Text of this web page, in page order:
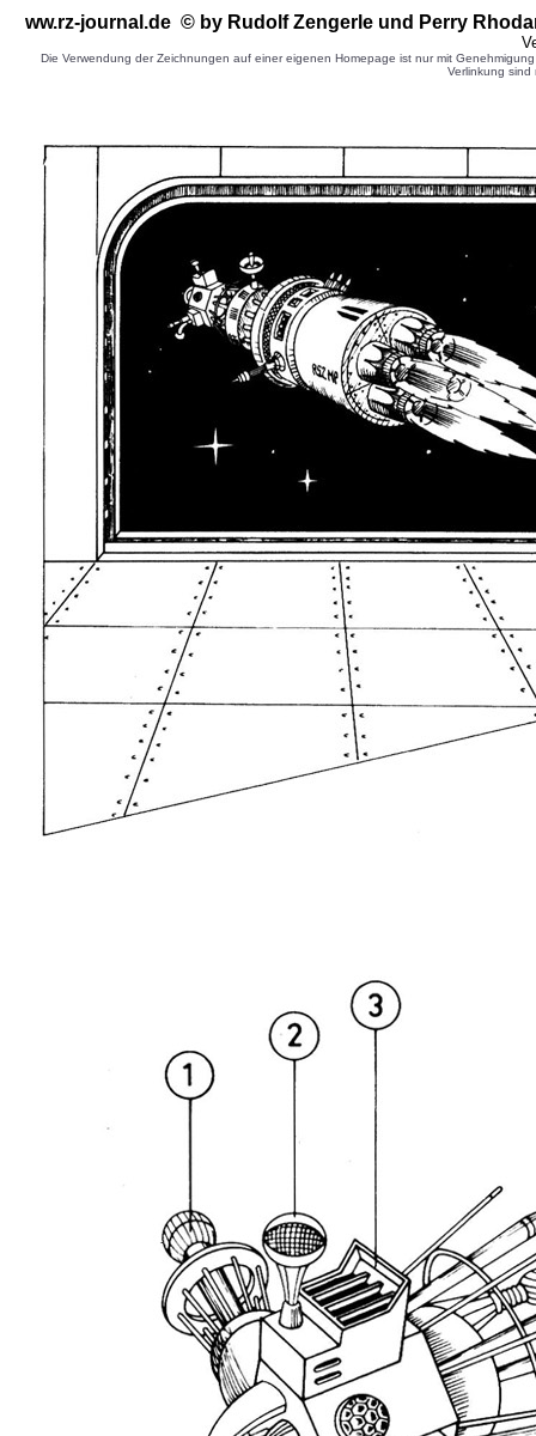
ww.rz-journal.de © by Rudolf Zengerle und Perry
Die Verwendung der Zeichnungen auf einer eigenen Homepage ist nur mit
Verlinkung sind